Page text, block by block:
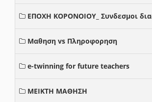
ΕΠΟΧΗ ΚΟΡΟΝΟΙΟΥ_ Συνδεσμοι
Μαθηση vs Πληροφορηση
e-twinning for future teachers
ΜΕΙΚΤΗ ΜΑΘΗΣΗ